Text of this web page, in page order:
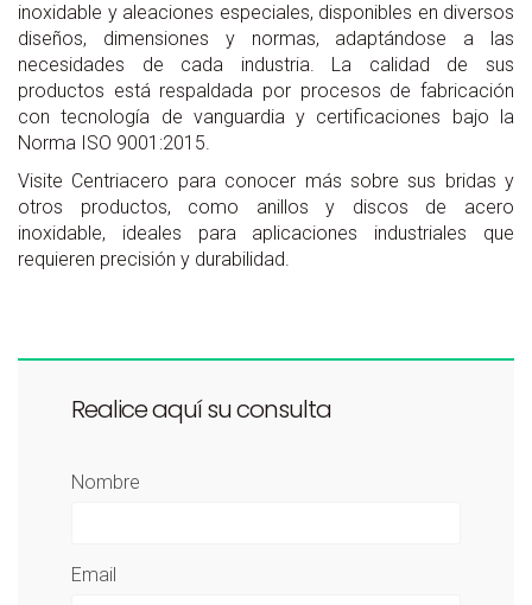
inoxidable y aleaciones especiales, disponibles en diversos
diseños, dimensiones y normas, adaptándose a las
necesidades de cada industria. La calidad de sus
productos está respaldada por procesos de fabricación
con tecnología de vanguardia y certificaciones bajo la
Norma ISO 9001:2015.
Visite Centriacero para conocer más sobre sus bridas y
otros productos, como anillos y discos de acero
inoxidable, ideales para aplicaciones industriales que
requieren precisión y durabilidad.
Realice aquí su consulta
Nombre
Email